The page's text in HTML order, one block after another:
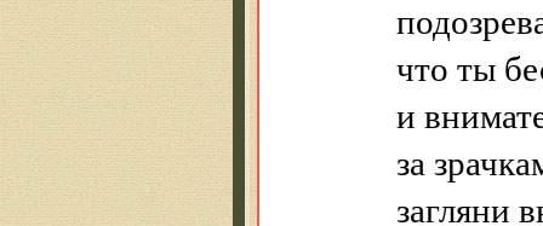
что ты
и
за
загляни